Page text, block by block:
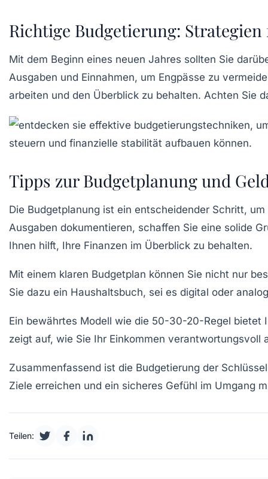
Richtige Budgetierung: Strategien
Mit dem Beginn eines neuen Jahres sollten Sie
Ausgaben und Einnahmen, um Engpässe zu
arbeiten und den Überblick zu behalten. Achten Sie
Tipps zur Budgetplanung und
Die Budgetplanung ist ein entscheidender Schritt,
Ausgaben dokumentieren, schaffen Sie eine solide
Ihnen hilft, Ihre Finanzen im Überblick zu behalten.
Mit einem klaren Budgetplan können Sie nicht nur
Sie dazu ein Haushaltsbuch, sei es digital oder
Ein bewährtes Modell wie die 50-30-20-Regel bietet
zeigt auf, wie Sie Ihr Einkommen verantwortungsvoll
Zusammenfassend ist die Budgetierung der
Ziele erreichen und ein sicheres Gefühl im Umgang
Teilen: